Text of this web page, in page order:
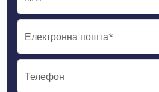
Електронна пошта*
Телефон